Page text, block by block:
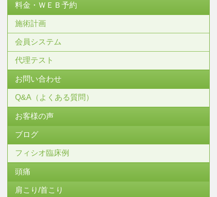
料金・ＷＥＢ予約
施術計画
会員システム
代理テスト
お問い合わせ
Q&A（よくある質問）
お客様の声
ブログ
フィシオ臨床例
頭痛
肩こり/首こり